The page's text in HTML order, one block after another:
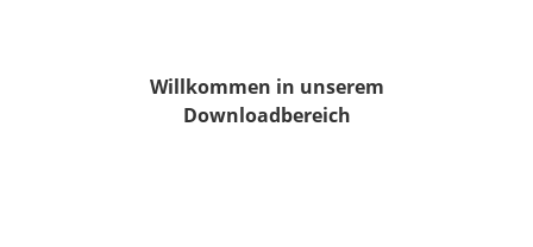
Willkommen in unserem
Downloadbereich